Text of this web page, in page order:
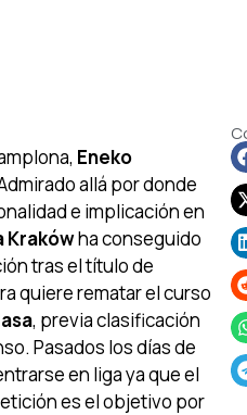
Eneko
allá por donde
e implicación en
Krakówha conseguido
tras el título de
quiere rematar el curso
, previa clasificación
Pasados los días de
en liga ya que el
es el objetivo por